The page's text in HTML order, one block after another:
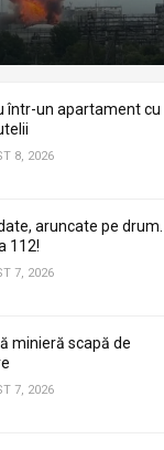
într-un apartament cu
8, 2026
aruncate pe drum.
112!
7, 2026
minieră scapă de
7, 2026